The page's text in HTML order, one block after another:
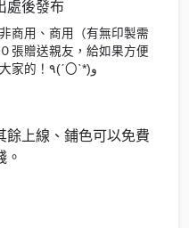
處後發布
商用、商用（有無印製需
張贈送親友，給如果方便
請註明作者，我會很感謝大家的！٩(ˊ〇ˋ*)و
餘上線、鋪色可以免費
。